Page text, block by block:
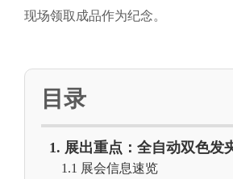
现场领取成品作为纪念。
目录
1. 展出重点：全自动双色发
1.1 展会信息速览